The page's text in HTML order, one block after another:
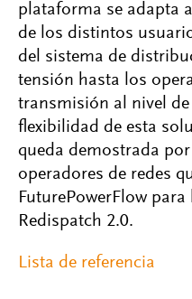
plataforma se adapta
de los distintos
del sistema de
tensión hasta los
transmisión al nivel
flexibilidad de esta
queda demostrada
operadores de redes
FuturePowerFlow
Redispatch 2.0.
Lista de referencia